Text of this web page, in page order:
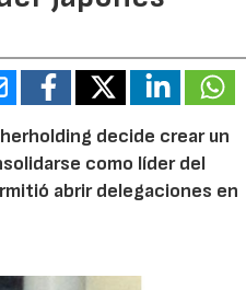
decide crear un
como líder del
abrir delegaciones en